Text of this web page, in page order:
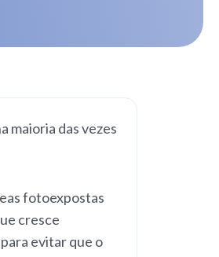
maioria das vezes
fotoexpostas
cresce
evitar que o